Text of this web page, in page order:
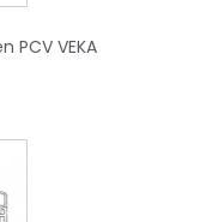
PCV VEKA